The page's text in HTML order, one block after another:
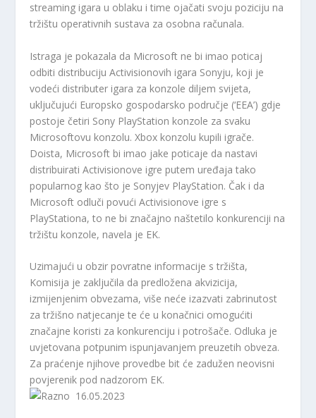
streaming igara u oblaku i time ojačati svoju poziciju na
tržištu operativnih sustava za osobna računala.
Istraga je pokazala da Microsoft ne bi imao poticaj
odbiti distribuciju Activisionovih igara Sonyju, koji je
vodeći distributer igara za konzole diljem svijeta,
uključujući Europsko gospodarsko područje (‘EEA’) gdje
postoje četiri Sony PlayStation konzole za svaku
Microsoftovu konzolu. Xbox konzolu kupili igrače.
Doista, Microsoft bi imao jake poticaje da nastavi
distribuirati Activisionove igre putem uređaja tako
popularnog kao što je Sonyjev PlayStation. Čak i da
Microsoft odluči povući Activisionove igre s
PlayStationa, to ne bi značajno naštetilo konkurenciji na
tržištu konzole, navela je EK.
Uzimajući u obzir povratne informacije s tržišta,
Komisija je zaključila da predložena akvizicija,
izmijenjenim obvezama, više neće izazvati zabrinutost
za tržišno natjecanje te će u konačnici omogućiti
značajne koristi za konkurenciju i potrošače. Odluka je
uvjetovana potpunim ispunjavanjem preuzetih obveza.
Za praćenje njihove provedbe bit će zadužen neovisni
povjerenik pod nadzorom EK.
16.05.2023